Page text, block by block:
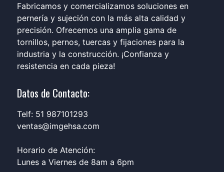
Fabricamos y comercializamos soluciones en
pernería y sujeción con la más alta calidad y
precisión. Ofrecemos una amplia gama de
tornillos, pernos, tuercas y fijaciones para la
industria y la construcción. ¡Confianza y
resistencia en cada pieza!
Datos de Contacto:
Telf: 51 987101293
ventas@imgehsa.com
Horario de Atención:
Lunes a Viernes de 8am a 6pm